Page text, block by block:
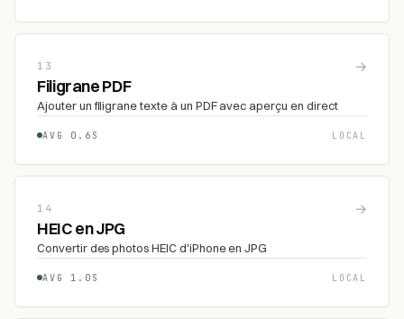
13 →
Filigrane PDF
Ajouter un filigrane texte à un PDF avec aperçu en direct
AVG 0.6S LOCAL
14 →
HEIC en JPG
Convertir des photos HEIC d'iPhone en JPG
AVG 1.0S LOCAL